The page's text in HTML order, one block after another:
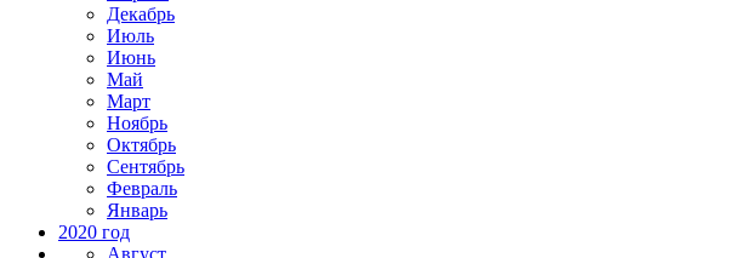
Декабрь
Июль
Июнь
Май
Март
Ноябрь
Октябрь
Сентябрь
Февраль
Январь
2020 год
Август